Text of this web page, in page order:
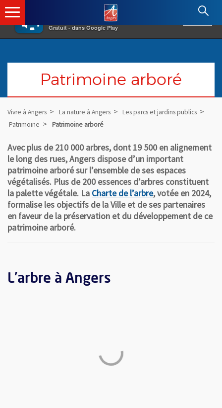
×
Gratuit - dans Google Play
Angers.fr : Retour à l'accueil
Patrimoine arboré
Vivre à Angers La nature à Angers
Les parcs et jardins publics
Patrimoine
Patrimoine arboré
Avec plus de 210 000 arbres, dont 19 500 en alignement
le long des rues, Angers dispose d’un important
patrimoine arboré sur l’ensemble de ses espaces
végétalisés. Plus de 200 essences d’arbres constituent
la palette végétale. La Charte de l’arbre, votée en 2024,
formalise les objectifs de la Ville et de ses partenaires
en faveur de la préservation et du développement de ce
patrimoine arboré.
L'arbre à Angers